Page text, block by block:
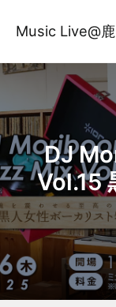
ス
プ
Music Live@
DJ
Vol.15